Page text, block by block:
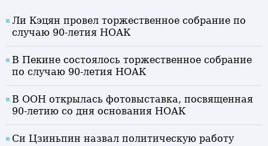
Ли Кэцян провел торжественное собрание по
случаю 90-летия НОАК
В Пекине состоялось торжественное собрание
по случаю 90-летия НОАК
В ООН открылась фотовыставка, посвященная
90-летию со дня основания НОАК
Си Цзиньпин назвал политическую работу